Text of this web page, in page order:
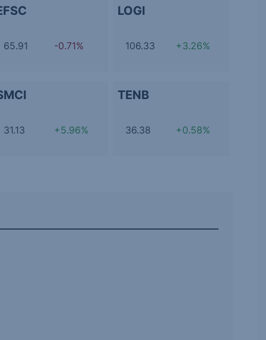
65.91 -0.71%
LOGI
106.33 +3.26%
31.13 +5.96%
TENB
36.38 +0.58%